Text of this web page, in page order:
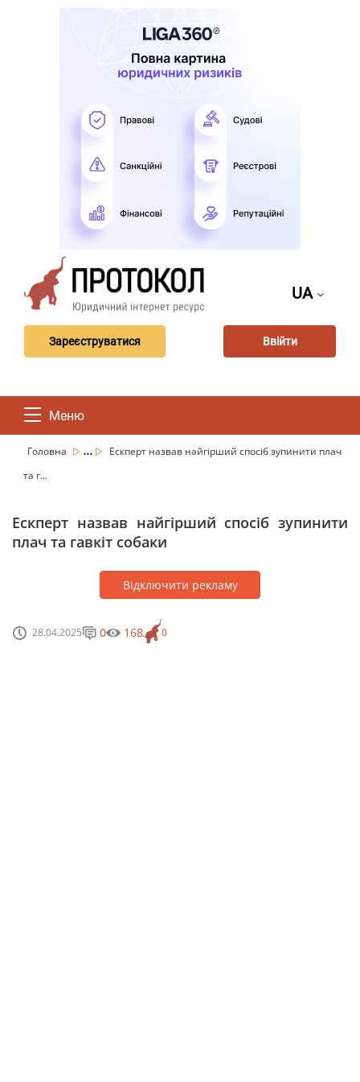
UA
Зареєструватися Ввійти
Меню
Головна ...
Ескперт назвав найгірший спосіб зупинити плач
та г...
Ескперт назвав найгірший спосіб зупинити
плач та гавкіт собаки
Відключити рекламу
28.04.2025 0
0 168